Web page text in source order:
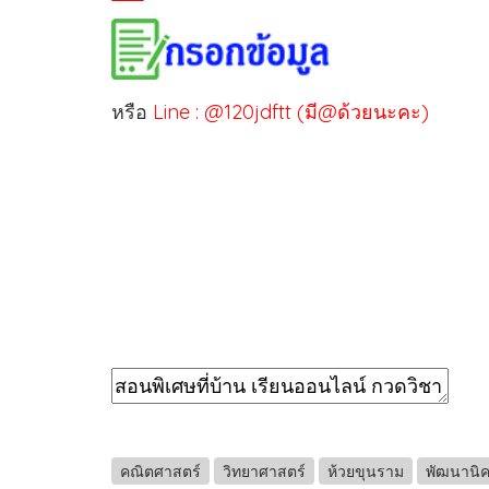
หรือ Line : @120jdftt (มี@ด้วยนะคะ)
คณิตศาสตร์ วิทยาศาสตร์ ห้วยขุนราม พัฒนานิ